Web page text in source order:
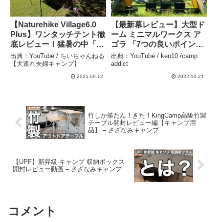
【Naturehike Village6.0
Plus】ワンタッチテント徹
底レビュー！猛暑の中「浦
安総合公園」でデイキャン
プ設営！【夫婦キャンプ】
– ちいちゃんねる【犬連れ
出典：YouTube / ちいちゃんねる
【犬連れ夫婦キャンプ】
2025.09.12
【最新幕レビュー】大型ド
ーム ミニマルワークス ア
ゴラ 「7つの良いポイン
ト」設営 レイアウト –
ken10 /camp addict
出典：YouTube / ken10 /camp
addict
2022.10.21
竹しか勝たん！きた！KingCamp高級竹製
テーブル開封レビュー編【キャンプ用
品】 – さざなみキャンプ
【UPF】新昇級 キャンプ 収納ボックス
開封レビュー動画 – さざなみキャンプ
コメント